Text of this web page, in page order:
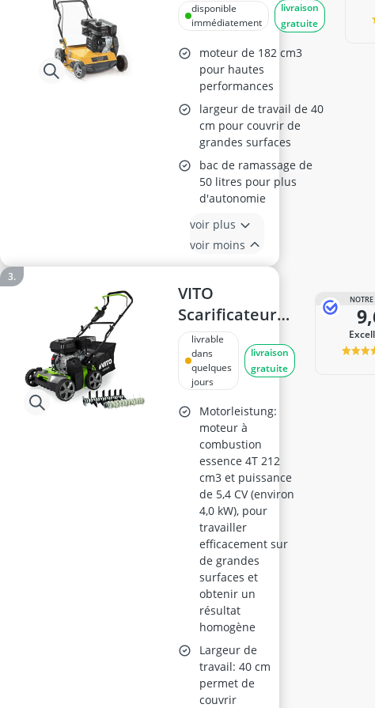
40 G, 40 cm
disponible
immédiatement
livraison
gratuite
moteur de 182 cm3
pour hautes
performances
largeur de travail de 40
cm pour couvrir de
grandes surfaces
bac de ramassage de
50 litres pour plus
d'autonomie
voir plus
voir moins
VITO
Scarificateur
Thermique 5,4
CV –
Démousseur
Largeur 40 cm
– Surface
jusqu'à 2000
m² – Bac 45 L
livrable
dans
quelques
jours
livraison
gratuite
Motorleistung:
moteur à
combustion
essence 4T 212
cm3 et puissance
de 5,4 CV (environ
4,0 kW), pour
travailler
efficacement sur
de grandes
surfaces et
obtenir un
résultat
homogène
Largeur de
travail: 40 cm
permet de
couvrir